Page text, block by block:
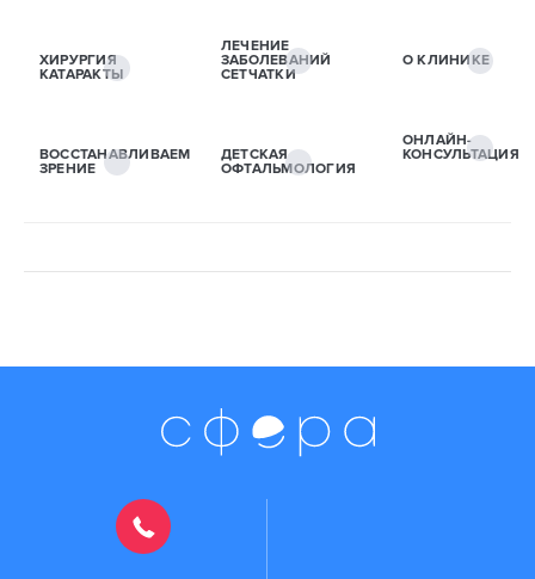
ХИРУРГИЯ
КАТАРАКТЫ
ВОССТАНАВЛИВАЕМ
ЗРЕНИЕ
ЛЕЧЕНИЕ
ЗАБОЛЕВАНИЙ
СЕТЧАТКИ
ДЕТСКАЯ
ОФТАЛЬМОЛОГИЯ
О КЛИНИКЕ
ОНЛАЙН-
КОНСУЛЬТАЦИЯ